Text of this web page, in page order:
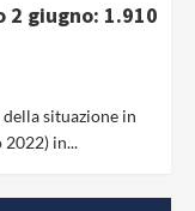
giugno: 1.910
situazione in
2022) in...